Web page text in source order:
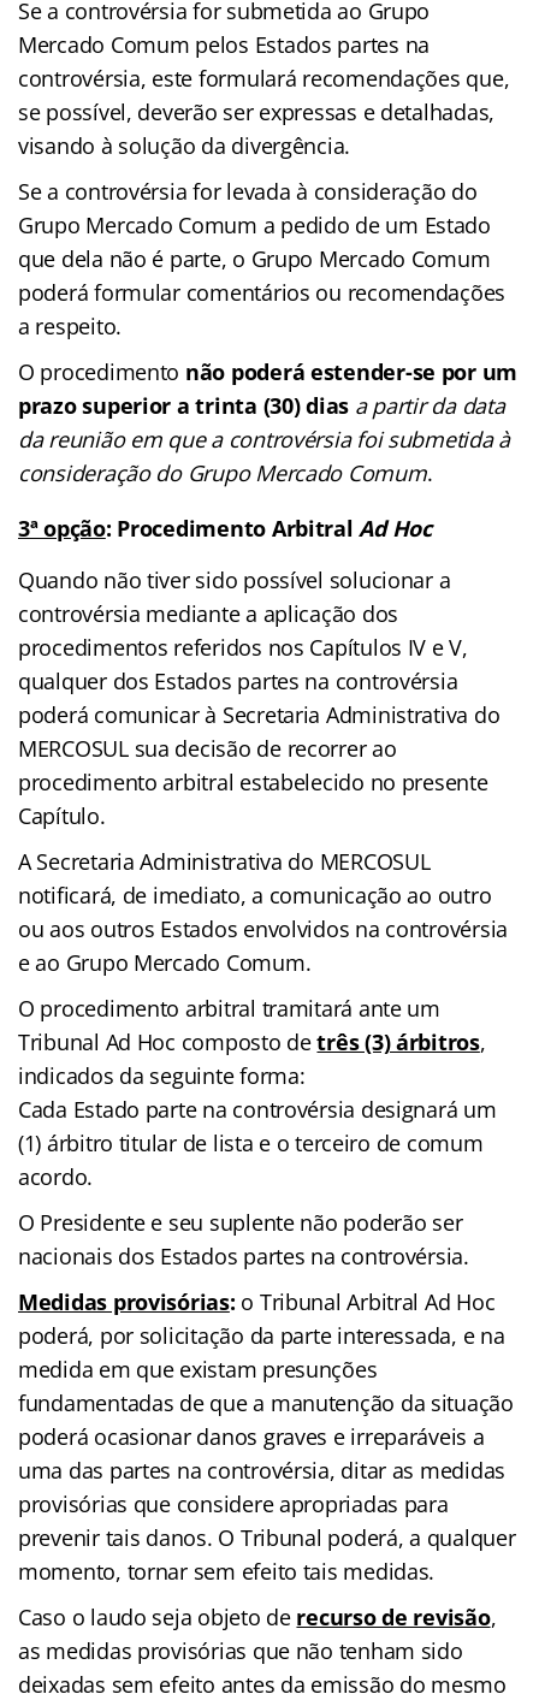
Se a controvérsia for submetida ao Grupo
Mercado Comum pelos Estados partes na
controvérsia, este formulará recomendações que,
se possível, deverão ser expressas e detalhadas,
visando à solução da divergência.
Se a controvérsia for levada à consideração do
Grupo Mercado Comum a pedido de um Estado
que dela não é parte, o Grupo Mercado Comum
poderá formular comentários ou recomendações
a respeito.
O procedimento não poderá estender-se por um
prazo superior a trinta (30) dias a partir da data
da reunião em que a controvérsia foi submetida à
consideração do Grupo Mercado Comum.
3ª opção: Procedimento ArbitralAd Hoc
Quando não tiver sido possível solucionar a
controvérsia mediante a aplicação dos
procedimentos referidos nos Capítulos IV e V,
qualquer dos Estados partes na controvérsia
poderá comunicar à Secretaria Administrativa do
MERCOSUL sua decisão de recorrer ao
procedimento arbitral estabelecido no presente
Capítulo.
A Secretaria Administrativa do MERCOSUL
notificará, de imediato, a comunicação ao outro
ou aos outros Estados envolvidos na controvérsia
e ao Grupo Mercado Comum.
O procedimento arbitral tramitará ante um
Tribunal Ad Hoc composto detrês (3) árbitros,
indicados da seguinte forma:
Cada Estado parte na controvérsia designará um
(1) árbitro titular de lista e o terceiro de comum
acordo.
O Presidente e seu suplente não poderão ser
nacionais dos Estados partes na controvérsia.
Medidas provisórias: o Tribunal Arbitral Ad Hoc
poderá, por solicitação da parte interessada, e na
medida em que existam presunções
fundamentadas de que a manutenção da situação
poderá ocasionar danos graves e irreparáveis a
uma das partes na controvérsia, ditar as medidas
provisórias que considere apropriadas para
prevenir tais danos. O Tribunal poderá, a qualquer
momento, tornar sem efeito tais medidas.
Caso o laudo seja objeto de recurso de revisão,
as medidas provisórias que não tenham sido
deixadas sem efeito antes da emissão do mesmo